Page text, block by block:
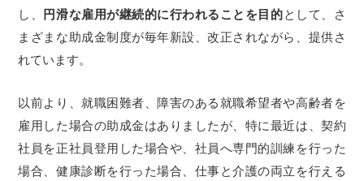
し、
円滑な雇用が継続的に行われることを目的として、さ
まざまな助成金制度が毎年新設、改正されながら、提供さ
れています。
以前より、就職困難者、障害のある就職希望者や高齢者を
雇用した場合の助成金はありましたが、特に最近は、契約
社員を正社員登用した場合や、社員へ専門的訓練を行った
場合、健康診断を行った場合、仕事と介護の両立を行える